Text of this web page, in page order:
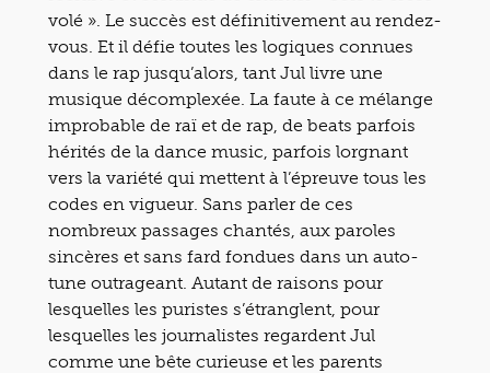
volé ». Le succès est définitivement au rendez-
vous. Et il défie toutes les logiques connues
dans le rap jusqu’alors, tant Jul livre une
musique décomplexée. La faute à ce mélange
improbable de raï et de rap, de beats parfois
hérités de la dance music, parfois lorgnant
vers la variété qui mettent à l’épreuve tous les
codes en vigueur. Sans parler de ces
nombreux passages chantés, aux paroles
sincères et sans fard fondues dans un auto-
tune outrageant. Autant de raisons pour
lesquelles les puristes s’étranglent, pour
lesquelles les journalistes regardent Jul
comme une bête curieuse et les parents